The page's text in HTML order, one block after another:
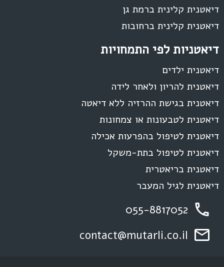
דיאטנית קלינית ברמת גן
דיאטנית קלינית ברחובות
דיאטניות לפי התמחויות
דיאטנית ילדים
דיאטנית להריון ולאחר לידה
דיאטנית בגישת ההרזיה ללא דיאטה
דיאטנית לטבעונות או צמחונות
דיאטנית לטיפול בהפרעות אכילה
דיאטנית לטיפול בתת-משקל
דיאטנית בריאטרית
דיאטנית לגיל המעבר
055-8817052
contact@mutarli.co.il